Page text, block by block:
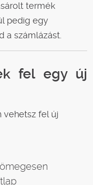
termék
pedig egy
a számlázást.
fel egy új
vehetsz fel új